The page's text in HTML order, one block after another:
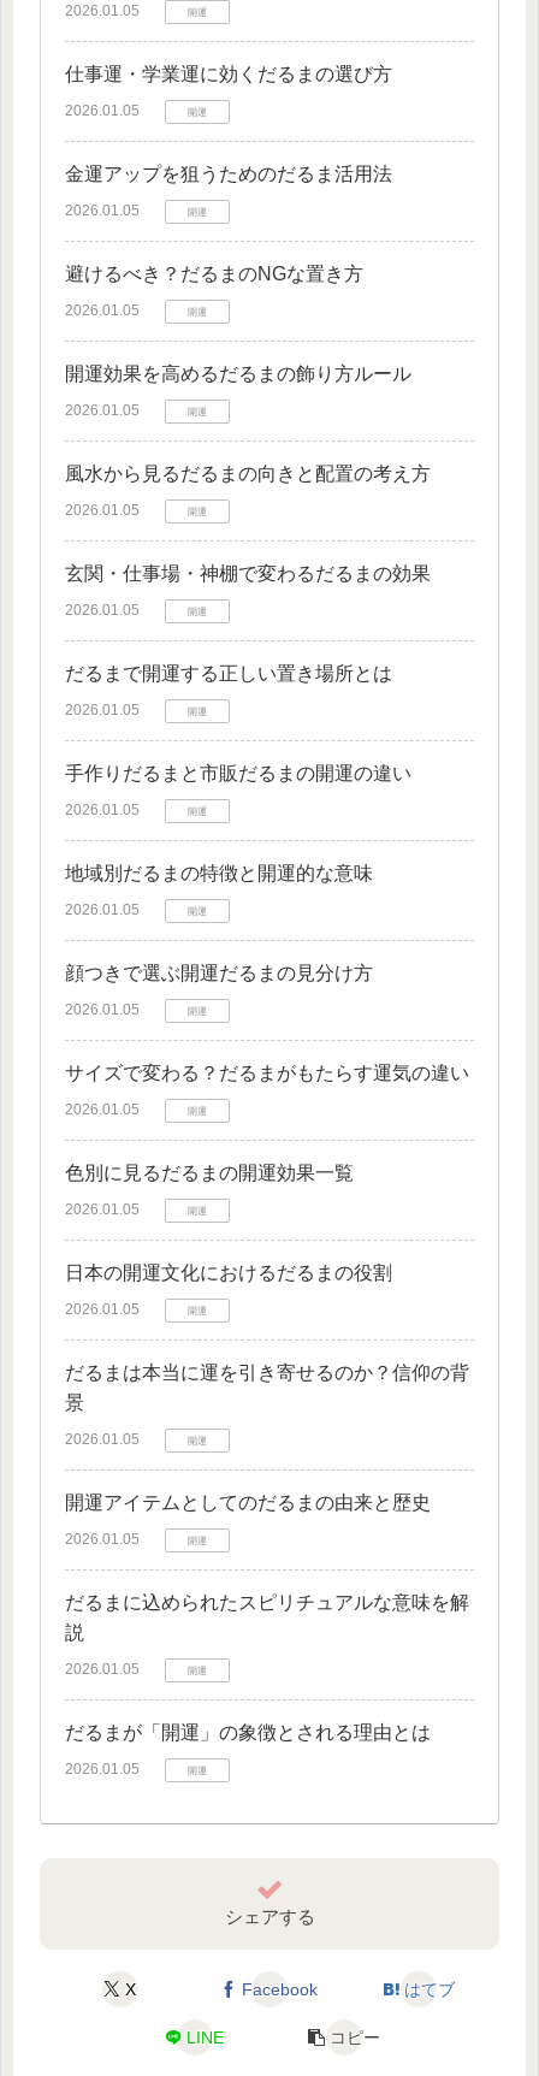
2026.01.05 開運
仕事運・学業運に効くだるまの選び方
2026.01.05 開運
金運アップを狙うためのだるま活用法
2026.01.05 開運
避けるべき？だるまのNGな置き方
2026.01.05 開運
開運効果を高めるだるまの飾り方ルール
2026.01.05 開運
風水から見るだるまの向きと配置の考え方
2026.01.05 開運
玄関・仕事場・神棚で変わるだるまの効果
2026.01.05 開運
だるまで開運する正しい置き場所とは
2026.01.05 開運
手作りだるまと市販だるまの開運の違い
2026.01.05 開運
地域別だるまの特徴と開運的な意味
2026.01.05 開運
顔つきで選ぶ開運だるまの見分け方
2026.01.05 開運
サイズで変わる？だるまがもたらす運気の違い
2026.01.05 開運
色別に見るだるまの開運効果一覧
2026.01.05 開運
日本の開運文化におけるだるまの役割
2026.01.05 開運
だるまは本当に運を引き寄せるのか？信仰の背
景
2026.01.05 開運
開運アイテムとしてのだるまの由来と歴史
2026.01.05 開運
だるまに込められたスピリチュアルな意味を解
説
2026.01.05 開運
だるまが「開運」の象徴とされる理由とは
2026.01.05 開運
シェアする
X Facebook はてブ
LINE コピー